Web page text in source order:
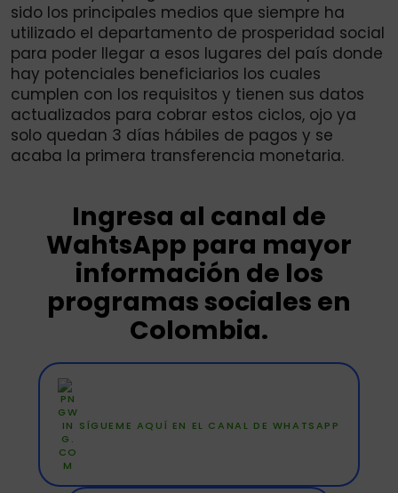
sido los principales medios que siempre ha
utilizado el departamento de prosperidad social
para poder llegar a esos lugares del país donde
hay potenciales beneficiarios los cuales
cumplen con los requisitos y tienen sus datos
actualizados para cobrar estos ciclos, ojo ya
solo quedan 3 días hábiles de pagos y se
acaba la primera transferencia monetaria.
Ingresa al canal de
WahtsApp para mayor
información de los
programas sociales en
Colombia.
SÍGUEME AQUÍ EN EL CANAL DE WHATSAPP